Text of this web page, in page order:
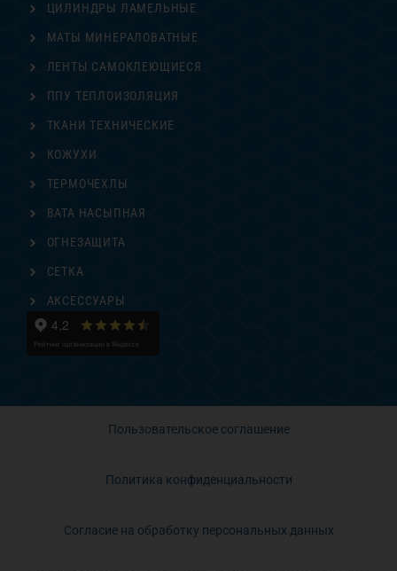
ЦИЛИНДРЫ ЛАМЕЛЬНЫЕ
МАТЫ МИНЕРАЛОВАТНЫЕ
ЛЕНТЫ САМОКЛЕЮЩИЕСЯ
ППУ ТЕПЛОИЗОЛЯЦИЯ
ТКАНИ ТЕХНИЧЕСКИЕ
КОЖУХИ
ТЕРМОЧЕХЛЫ
ВАТА НАСЫПНАЯ
ОГНЕЗАЩИТА
СЕТКА
АКСЕССУАРЫ
Пользовательское соглашение
Политика конфиденциальности
Согласие на обработку персональных данных